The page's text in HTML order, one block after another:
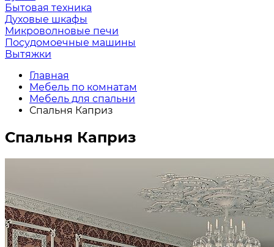
Бытовая техника
Духовые шкафы
Микроволновые печи
Посудомоечные машины
Вытяжки
Главная
Мебель по комнатам
Мебель для спальни
Спальня Каприз
Спальня Каприз